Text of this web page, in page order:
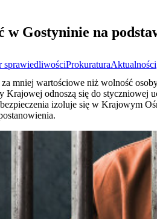
Gostyninie na
sprawiedliwościProkuraturaAktualności
mniej wartościowe niż wolność
Krajowej odnoszą się do styczniowej
izoluje się w Krajowym